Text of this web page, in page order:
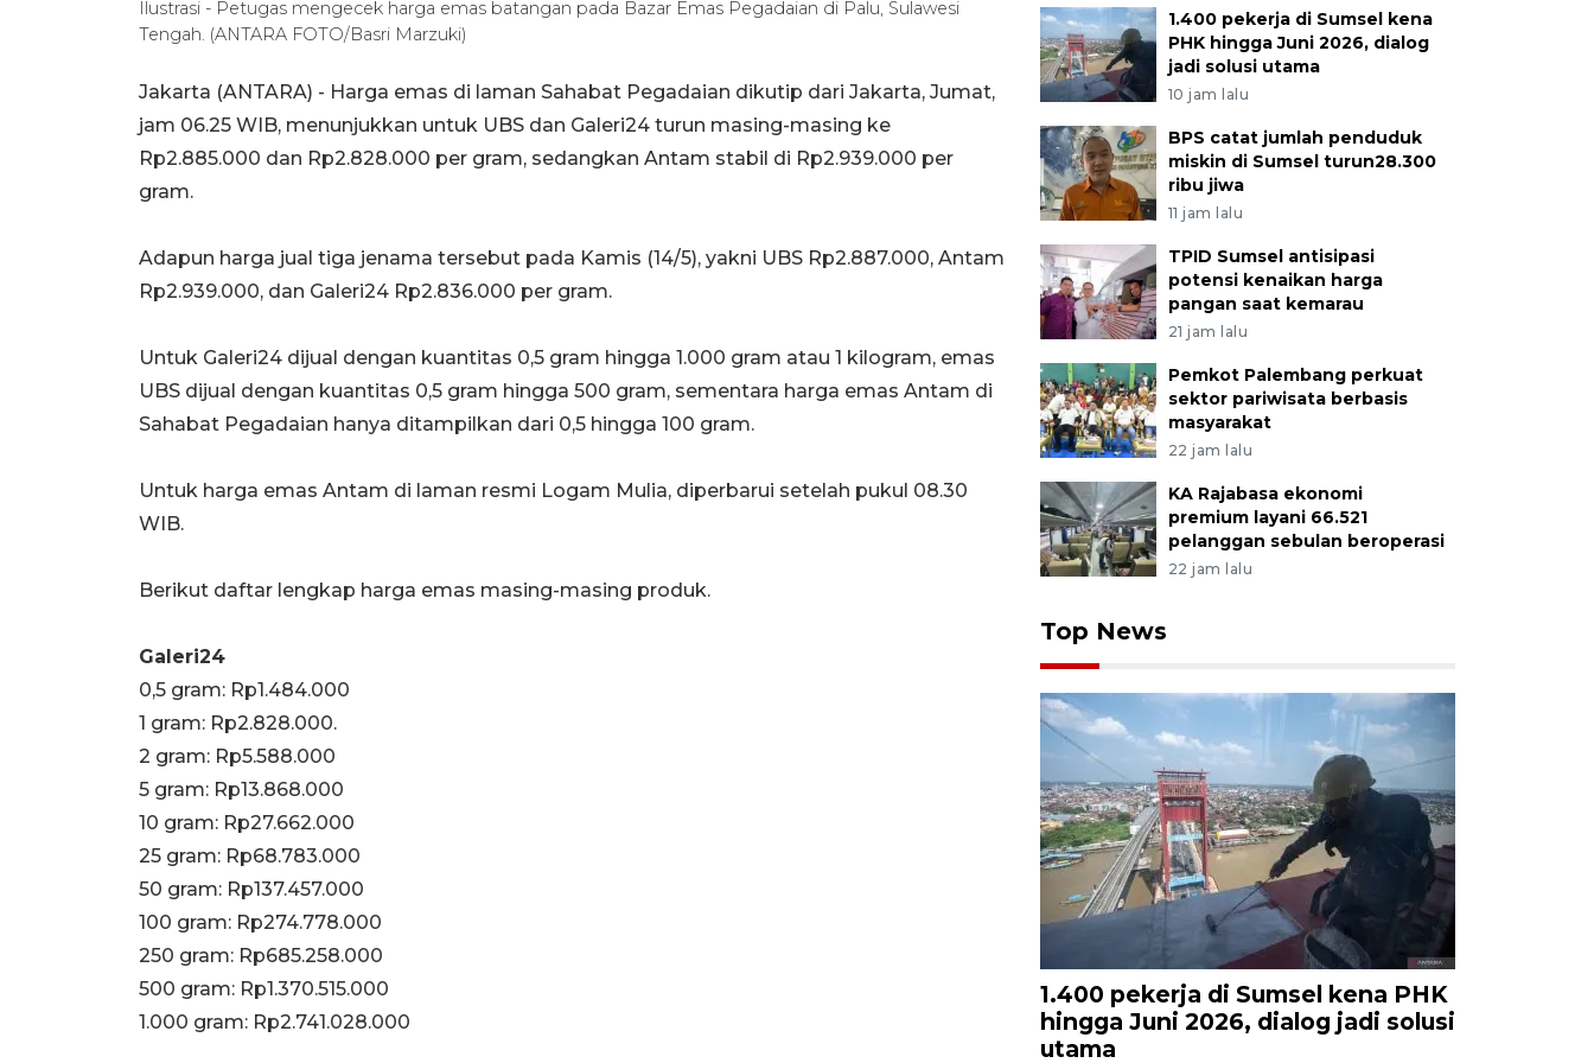
Ilustrasi - Petugas mengecek harga emas batangan pada Bazar Emas Pegadaian di Palu, Sulawesi
Tengah. (ANTARA FOTO/Basri Marzuki)
Jakarta (ANTARA) - Harga emas di laman Sahabat Pegadaian dikutip dari Jakarta, Jumat,
jam 06.25 WIB, menunjukkan untuk UBS dan Galeri24 turun masing-masing ke
Rp2.885.000 dan Rp2.828.000 per gram, sedangkan Antam stabil di Rp2.939.000 per
gram.
Adapun harga jual tiga jenama tersebut pada Kamis (14/5), yakni UBS Rp2.887.000, Antam
Rp2.939.000, dan Galeri24 Rp2.836.000 per gram.
Untuk Galeri24 dijual dengan kuantitas 0,5 gram hingga 1.000 gram atau 1 kilogram, emas
UBS dijual dengan kuantitas 0,5 gram hingga 500 gram, sementara harga emas Antam di
Sahabat Pegadaian hanya ditampilkan dari 0,5 hingga 100 gram.
Untuk harga emas Antam di laman resmi Logam Mulia, diperbarui setelah pukul 08.30
WIB.
Berikut daftar lengkap harga emas masing-masing produk.
Galeri24
0,5 gram: Rp1.484.000
1 gram: Rp2.828.000.
‎2 gram: Rp5.588.000
‎5 gram: Rp13.868.000
‎10 gram: Rp27.662.000
‎25 gram: Rp68.783.000
‎50 gram: Rp137.457.000
‎100 gram: Rp274.778.000
‎250 gram: Rp685.258.000
‎500 gram: Rp1.370.515.000
‎1.000 gram: Rp2.741.028.000
1.400 pekerja di Sumsel kena
PHK hingga Juni 2026, dialog
jadi solusi utama
10 jam lalu
BPS catat jumlah penduduk
miskin di Sumsel turun28.300
ribu jiwa
11 jam lalu
TPID Sumsel antisipasi
potensi kenaikan harga
pangan saat kemarau
21 jam lalu
Pemkot Palembang perkuat
sektor pariwisata berbasis
masyarakat
22 jam lalu
KA Rajabasa ekonomi
premium layani 66.521
pelanggan sebulan beroperasi
22 jam lalu
Top News
1.400 pekerja di Sumsel kena PHK
hingga Juni 2026, dialog jadi solusi
utama